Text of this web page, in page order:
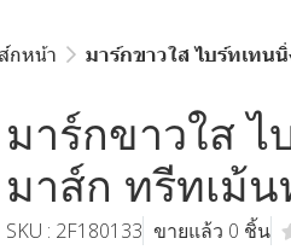
กหน้า มาร์กขาวใส ไบร์ทเทน
มาร์กขาวใส
มาส์ก ทรีทเม้น
SKU : 2F180133 ขายแล้ว 0 ชิ้น